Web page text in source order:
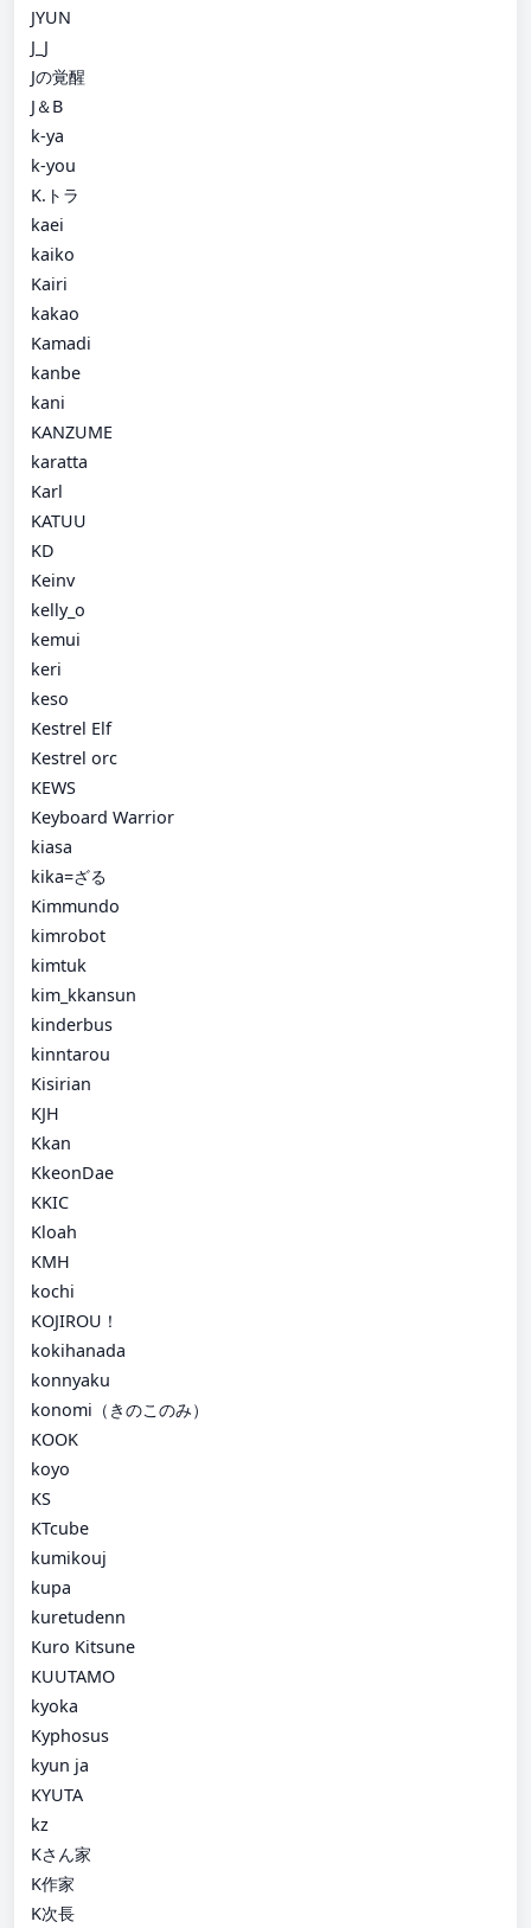
JYUN
J_J
Jの覚醒
J＆B
k-ya
k-you
K.トラ
kaei
kaiko
Kairi
kakao
Kamadi
kanbe
kani
KANZUME
karatta
Karl
KATUU
KD
Keinv
kelly_o
kemui
keri
keso
Kestrel Elf
Kestrel orc
KEWS
Keyboard Warrior
kiasa
kika=ざる
Kimmundo
kimrobot
kimtuk
kim_kkansun
kinderbus
kinntarou
Kisirian
KJH
Kkan
KkeonDae
KKIC
Kloah
KMH
kochi
KOJIROU！
kokihanada
konnyaku
konomi（きのこのみ）
KOOK
koyo
KS
KTcube
kumikouj
kupa
kuretudenn
Kuro Kitsune
KUUTAMO
kyoka
Kyphosus
kyun ja
KYUTA
kz
Kさん家
K作家
K次長